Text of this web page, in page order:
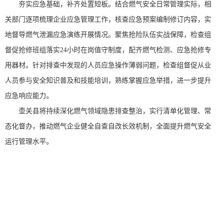
夯实应急基础，补齐处置短板。结合燃气安全日常管理实际，相
关部门逐项梳理企业应急管理工作，核查应急预案编制修订内容，实
地督导燃气泄漏应急演练开展情况。聚焦抢险队伍实战保障，检查组
督促抢修班组落实24小时在岗值守制度，配齐燃气检测、应急抢修专
用器材。针对排查中发现的人员应急操作薄弱问题，检查组督促从业
人员参与安全知识普及和技能培训，熟练掌握应急举措，进一步提升
应急响应能力。
壶关县将持续深化燃气领域隐患排查整治，实行清单化管理、常
态化督办，推动燃气企业健全自查自改长效机制，全面提升燃气安全
运行管理水平。